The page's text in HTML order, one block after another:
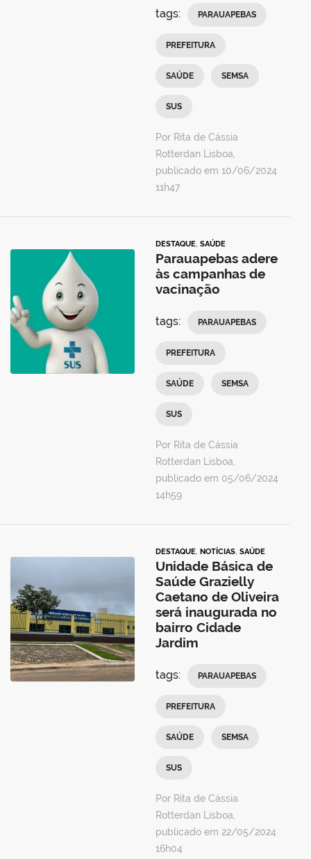
tags: PARAUAPEBAS
PREFEITURA
SAÚDE SEMSA
SUS
Por Rita de Cássia
Rotterdan Lisboa,
publicado em 10/06/2024
11h47
DESTAQUE, SAÚDE
Parauapebas adere
às campanhas de
vacinação
tags: PARAUAPEBAS
PREFEITURA
SAÚDE SEMSA
SUS
Por Rita de Cássia
Rotterdan Lisboa,
publicado em 05/06/2024
14h59
DESTAQUE, NOTÍCIAS, SAÚDE
Unidade Básica de
Saúde Grazielly
Caetano de Oliveira
será inaugurada no
bairro Cidade
Jardim
tags: PARAUAPEBAS
PREFEITURA
SAÚDE SEMSA
SUS
Por Rita de Cássia
Rotterdan Lisboa,
publicado em 22/05/2024
16h04